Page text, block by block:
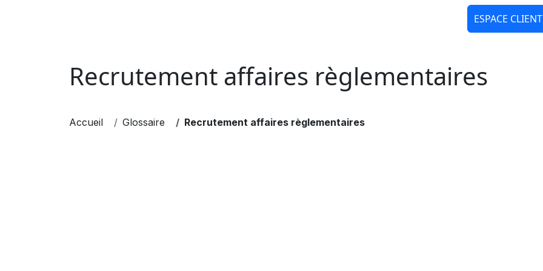
ESPACE CLIENT
Recrutement affaires règlementaires
Accueil Glossaire Recrutement affaires règlementaires